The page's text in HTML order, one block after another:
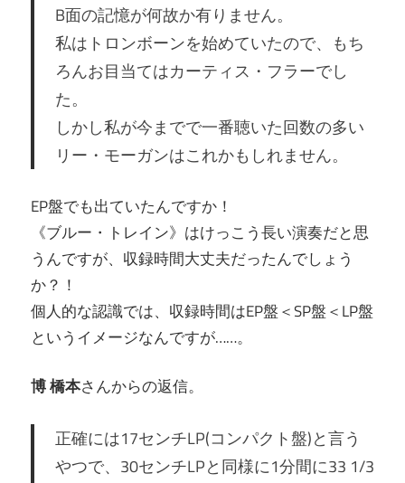
B面の記憶が何故か有りません。
私はトロンボーンを始めていたので、もち
ろんお目当てはカーティス・フラーでし
た。
しかし私が今までで一番聴いた回数の多い
リー・モーガンはこれかもしれません。
EP盤でも出ていたんですか！
《ブルー・トレイン》はけっこう長い演奏だと思
うんですが、収録時間大丈夫だったんでしょう
か？！
個人的な認識では、収録時間はEP盤＜SP盤＜LP盤
というイメージなんですが……。
博 橋本さんからの返信。
正確には17センチLP(コンパクト盤)と言う
やつで、30センチLPと同様に1分間に33 1/3